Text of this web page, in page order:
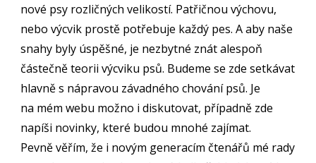
nové psy rozličných velikostí. Patřičnou výchovu,
nebo výcvik prostě potřebuje každý pes. A aby naše
snahy byly úspěšné, je nezbytné znát alespoň
částečně teorii výcviku psů. Budeme se zde setkávat
hlavně s nápravou závadného chování psů. Je
na mém webu možno i diskutovat, případně zde
napíši novinky, které budou mnohé zajímat.
Pevně věřím, že i novým generacím čtenářů mé rady